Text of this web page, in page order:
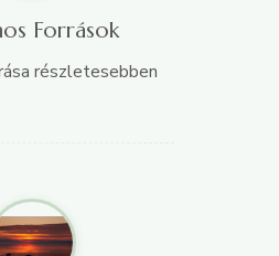
Források
részletesebben